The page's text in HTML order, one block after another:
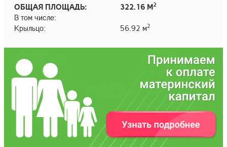
ОБЩАЯ ПЛОЩАДЬ: 322.16 М2
В том числе:
Крыльцо:
56.92 м2